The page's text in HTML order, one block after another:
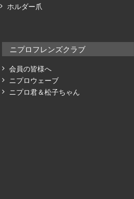
ホルダー爪
ニプロフレンズクラブ
会員の皆様へ
ニプロウェーブ
ニプロ君＆松子ちゃん